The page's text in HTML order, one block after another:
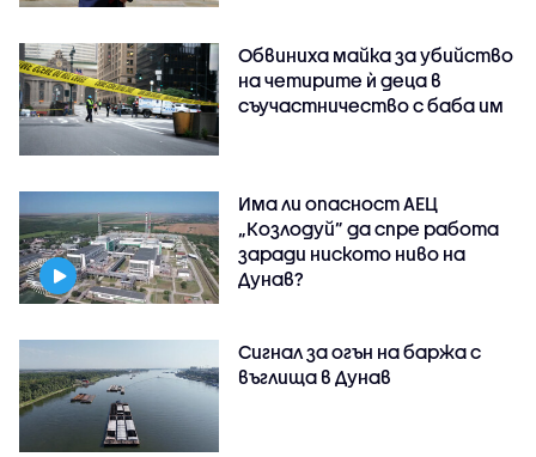
Обвиниха майка за убийство
на четирите ѝ деца в
съучастничество с баба им
Има ли опасност АЕЦ
„Козлодуй” да спре работа
заради ниското ниво на
Дунав?
Сигнал за огън на баржа с
въглища в Дунав